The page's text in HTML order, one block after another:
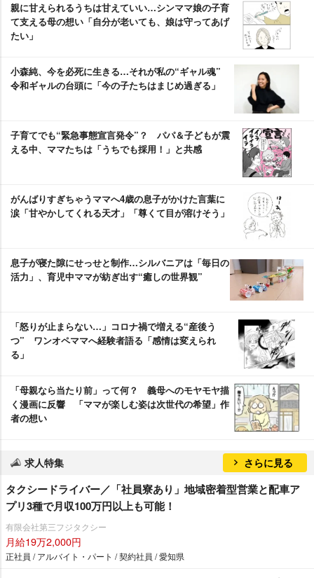
親に甘えられるうちは甘えていい…シンママ娘の子育
て支える母の想い「自分が老いても、娘は守ってあげ
たい」
小森純、今を必死に生きる…それが私の“ギャル魂”
令和ギャルの台頭に「今の子たちはまじめ過ぎる」
子育てでも“緊急事態宣言発令”？ パパ＆子どもが震
える中、ママたちは「うちでも採用！」と共感
がんばりすぎちゃうママへ4歳の息子がかけた言葉に
涙「甘やかしてくれる天才」「尊くて目が溶けそう」
息子が寝た隙にせっせと制作…シルバニアは「毎日の
活力」、育児中ママが紡ぎ出す“癒しの世界観”
「怒りが止まらない…」コロナ禍で増える“産後う
つ” ワンオペママへ経験者語る「感情は変えられ
る」
「母親なら当たり前」って何？ 義母へのモヤモヤ描
く漫画に反響 「ママが楽しむ姿は次世代の希望」作
者の想い
求人特集 さらに見る
タクシードライバー／「社員寮あり」地域密着型営業と配車ア
プリ3種で月収100万円以上も可能！
有限会社第三フジタクシー
月給19万2,000円
正社員 / アルバイト・パート / 契約社員 / 愛知県